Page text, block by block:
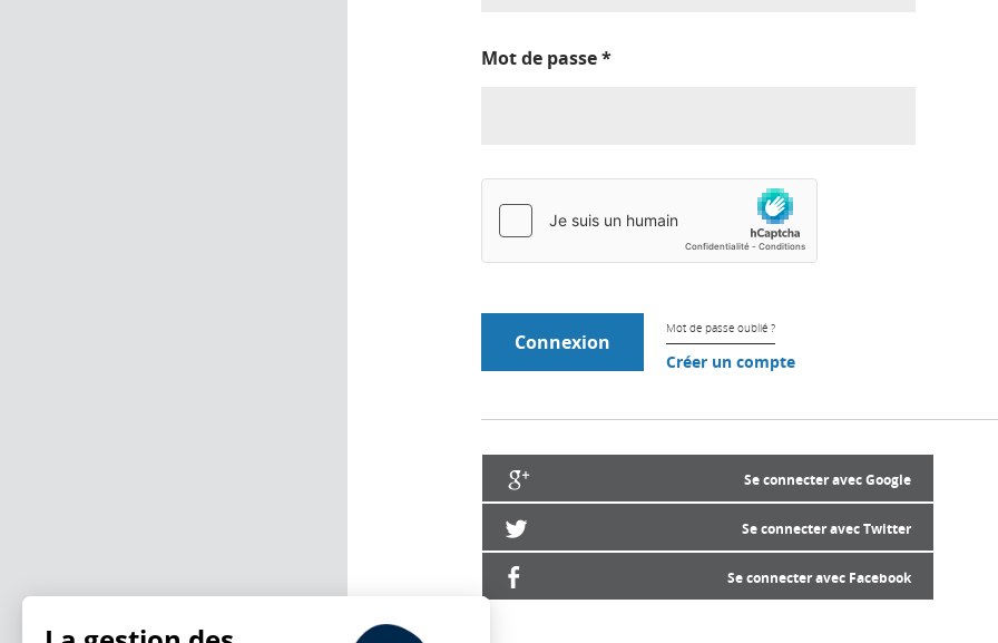
Mot de passe*
Mot de passe oublié ?
Créer un compte
Se connecter avec Google
Se connecter avec Twitter
Se connecter avec Facebook